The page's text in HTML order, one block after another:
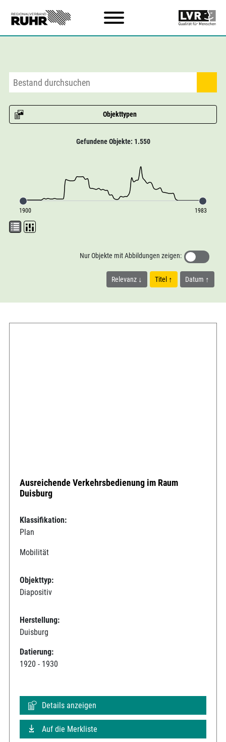
Objekttypen
Gefundene Objekte: 1.550
1900 1983
Relevanz Titel Datum
Nur Objekte mit Abbildungen zeigen:
Ausreichende Verkehrsbedienung im Raum
Duisburg
Klassifikation:
Plan
Mobilität
Objekttyp:
Diapositiv
Herstellung:
Duisburg
Datierung:
1920 - 1930
Details anzeigen
Auf die Merkliste